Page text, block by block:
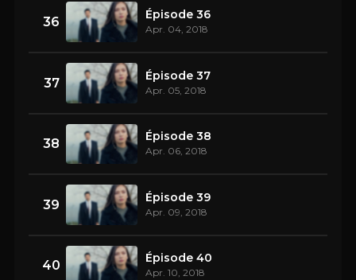
36 Épisode 36
Apr. 04, 2018
37 Épisode 37
Apr. 05, 2018
38 Épisode 38
Apr. 06, 2018
39 Épisode 39
Apr. 09, 2018
40 Épisode 40
Apr. 10, 2018